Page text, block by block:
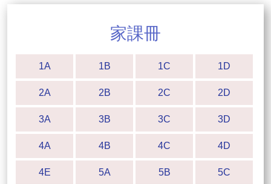
家課冊
1A 1B 1C 1D
2A 2B 2C 2D
3A 3B 3C 3D
4A 4B 4C 4D
4E 5A 5B 5C